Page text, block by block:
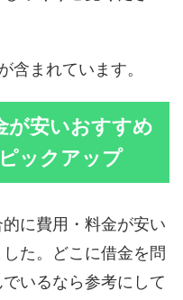
含まれています。
が安いおすすめ
ックアップ
に費用・料金が安い
した。どこに借金を問
いるなら参考にして